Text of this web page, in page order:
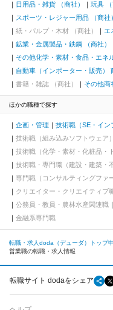
日用品・雑貨 （商社）
玩具 （
スポーツ・レジャー用品 （商社）
紙・パルプ・木材 （商社）
エ
鉱業・金属製品・鉄鋼 （商社）
その他化学・素材・食品・エネ
自動車（インポーター・販売）
書籍・雑誌 （商社）
その他商
ほかの職種で探す
企画・管理
技術職（SE・イン
技術職（組み込みソフトウェア）
技術職（化学・素材・化粧品・
技術職・専門職（建設・建築・
専門職（コンサルティングファ
クリエイター・クリエイティブ
公務員・教員・農林水産関連職
金融系専門職
転職・求人doda（デューダ）トップ
営業職の転職・求人情報
転職サイト dodaをシェア